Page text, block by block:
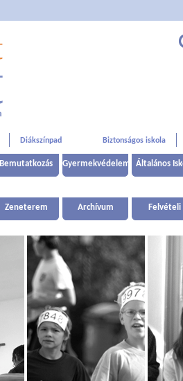
Diákszínpad Biztonságos iskola
Bemutatkozás Gyermekvédelem Általános
Zeneterem Archívum Felvételi